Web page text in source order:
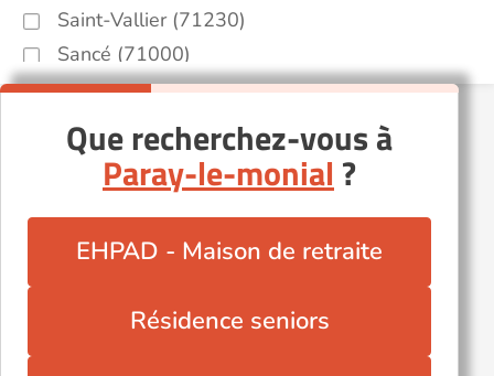
Saint-Vallier (71230)
Sancé (71000)
Tournus (71700)
Autres villes du département
Saint-Martin-Belle-Roche (71118)
Que recherchez-vous à
Paray-le-monial ?
EHPAD - Maison de retraite
Résidence seniors